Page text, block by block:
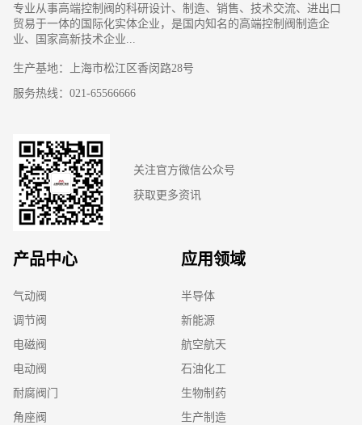
专业从事高端控制阀的科研设计、制造、销售、技术交流、进出口
贸易于一体的国际化实体企业，是国内知名的高端控制阀制造企
业、国家高新技术企业...
生产基地：上海市松江区香闵路28号
服务热线：021-65566666
关注官方微信公众号
获取更多资讯
产品中心
气动阀
调节阀
电磁阀
电动阀
耐腐阀门
角座阀
应用领域
半导体
新能源
航空航天
石油化工
生物制药
生产制造